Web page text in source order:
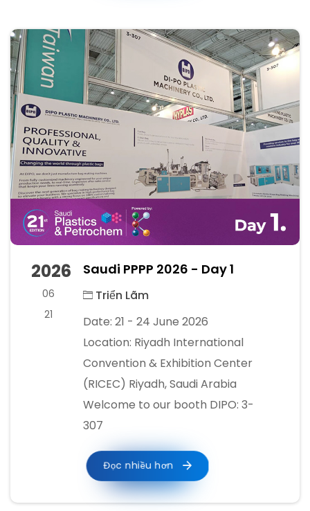
2026
06
21
Saudi PPPP 2026 - Day 1
Triển Lãm
Date: 21 - 24 June 2026
Location: Riyadh International
Convention & Exhibition Center
(RICEC) Riyadh, Saudi Arabia
Welcome to our booth DIPO: 3-
307
Đọc nhiều hơn